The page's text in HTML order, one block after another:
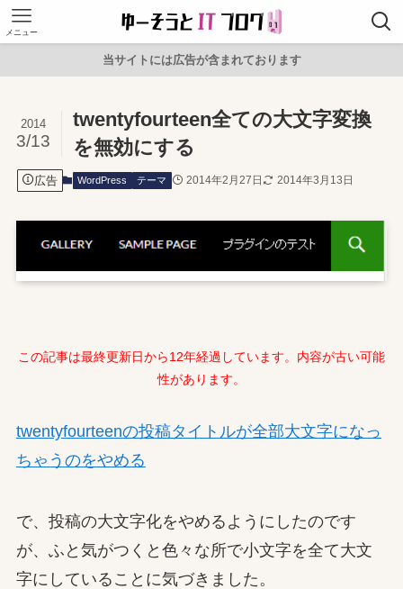
メニュー
当サイトには広告が含まれております
twentyfourteen全ての大文字変換
を無効にする
2014
3/13
広告 WordPress テーマ 2014年2月27日 2014年3月13日
この記事は最終更新日から12年経過しています。内容が古い可能
性があります。
twentyfourteenの投稿タイトルが全部大文字になっ
ちゃうのをやめる
で、投稿の大文字化をやめるようにしたのです
が、ふと気がつくと色々な所で小文字を全て大文
字にしていることに気づきました。